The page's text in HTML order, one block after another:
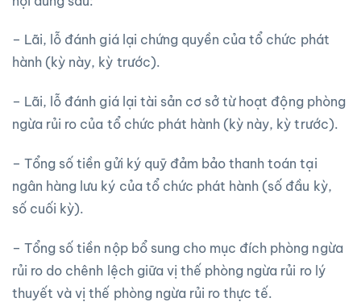
– Lãi, lỗ đánh giá lại chứng quyền của tổ chức phát
hành (kỳ này, kỳ trước).
– Lãi, lỗ đánh giá lại tài sản cơ sở từ hoạt động phòng
ngừa rủi ro của tổ chức phát hành (kỳ này, kỳ trước).
– Tổng số tiền gửi ký quỹ đảm bảo thanh toán tại
ngân hàng lưu ký của tổ chức phát hành (số đầu kỳ,
số cuối kỳ).
– Tổng số tiền nộp bổ sung cho mục đích phòng ngừa
rủi ro do chênh lệch giữa vị thế phòng ngừa rủi ro lý
thuyết và vị thế phòng ngừa rủi ro thực tế.